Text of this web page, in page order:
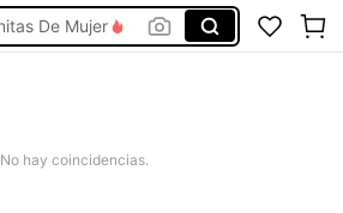
Conjunto De Dos Piezas Mujer
No hay coincidencias.